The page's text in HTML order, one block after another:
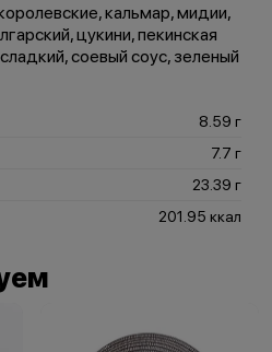
кальмар, мидии,
цукини, пекинская
соевый соус, зеленый
8.59 г
7.7 г
23.39 г
201.95 ккал